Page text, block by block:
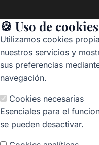
🍪 Uso de cookies
Utilizamos cookies
nuestros servicios y
sus preferencias
navegación.
Cookies necesarias
Esenciales para el
se pueden desactivar.